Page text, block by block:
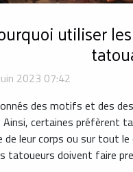
utiliser
2023 07:42
des motifs et des
Ainsi, certaines préfèrent
de leur corps ou sur tout
tatoueurs doivent faire